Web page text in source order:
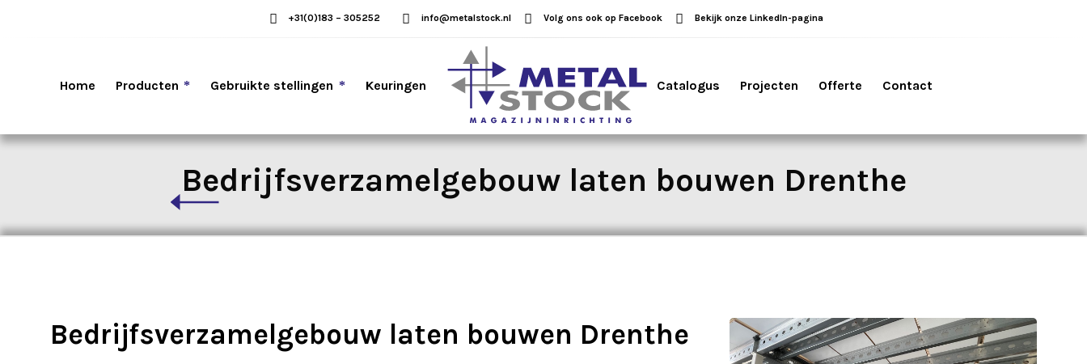
+31(0)183 – 305252 info@metalstock.nl Volg ons ook op Facebook Bekijk onze LinkedIn-pagina
Home Producten Gebruikte stellingen Keuringen Catalogus Projecten Offerte Contact
Bedrijfsverzamelgebouw laten bouwen Drenthe
Bedrijfsverzamelgebouw laten bouwen Drenthe